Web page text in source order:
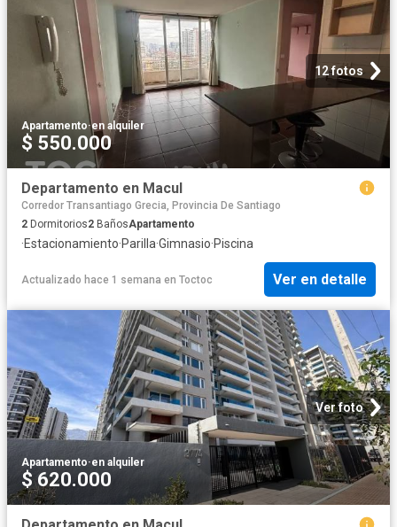
12 fotos
Apartamento·en alquiler
$ 550.000
Departamento en Macul
Corredor Transantiago Grecia, Provincia De Santiago
2 Dormitorios2 BañosApartamento
·Estacionamiento·Parilla·Gimnasio·Piscina
Actualizado hace 1 semana en Toctoc Ver en detalle
Ver foto
Apartamento·en alquiler
$ 620.000